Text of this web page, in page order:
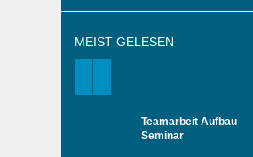
MEIST GELESEN
Teamarbeit Aufbau
Seminar